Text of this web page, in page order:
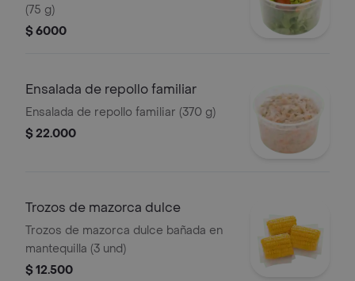
(75 g)
$ 6000
Ensalada de repollo familiar
Ensalada de repollo familiar (370 g)
$ 22.000
Trozos de mazorca dulce
Trozos de mazorca dulce bañada en
mantequilla (3 und)
$ 12.500